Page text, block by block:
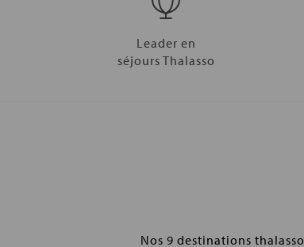
Leader en
séjours Thalasso
Nos 9 destinations thalasso